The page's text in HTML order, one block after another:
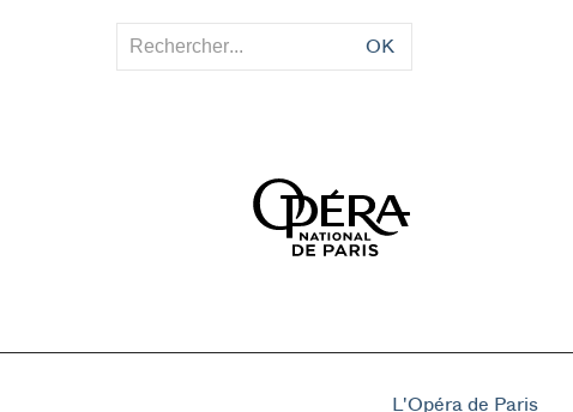
OK
L'Opéra de Paris